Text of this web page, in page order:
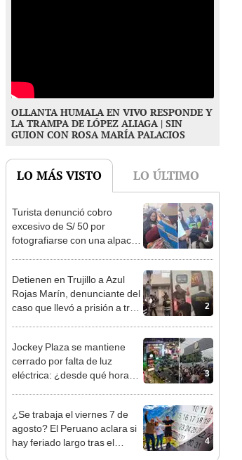
OLLANTA HUMALA EN VIVO RESPONDE Y
LA TRAMPA DE LÓPEZ ALIAGA | SIN
GUION CON ROSA MARÍA PALACIOS
LO MÁS VISTO LO ÚLTIMO
1
Turista denunció cobro
excesivo de S/ 50 por
fotografiarse con una alpaca
2
Detienen en Trujillo a Azul
Rojas Marín, denunciante del
caso que llevó a prisión a tres
3
Jockey Plaza se mantiene
cerrado por falta de luz
eléctrica: ¿desde qué hora
4
¿Se trabaja el viernes 7 de
agosto? El Peruano aclara si
hay feriado largo tras el